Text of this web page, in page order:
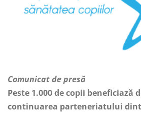
Comunicat de presă
Peste 1.000 de copii beneficiază
continuarea parteneriatului